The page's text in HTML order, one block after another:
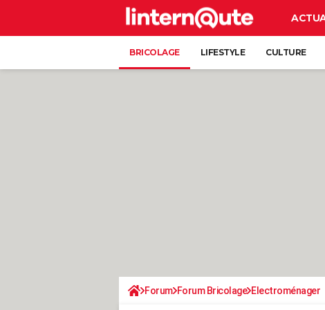
BRICOLAGE LIFESTYLE CULTURE
Forum Forum Bricolage Electroménager